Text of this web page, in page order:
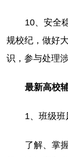
10、安全
规校纪，做好
识，参与处理
最新高校
1、班级班
了解、掌